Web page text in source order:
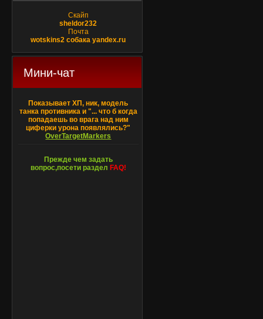
Скайп
sheldor232
Почта
wotskins2 собака yandex.ru
Мини-чат
Показывает ХП, ник, модель
танка противника и "... что б когда
попадаешь во врага над ним
циферки урона появлялись?"
OverTargetMarkers
Прежде чем задать
вопрос,посети раздел FAQ!